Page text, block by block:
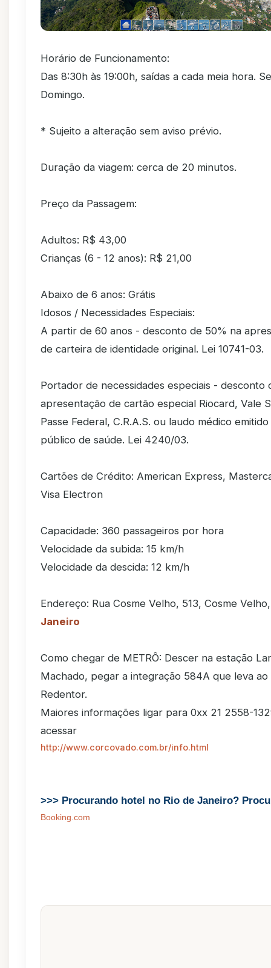
Horário de Funcionamento:
Das 8:30h às 19:00h, saídas a cada meia hora.
Domingo.
* Sujeito a alteração sem aviso prévio.
Duração da viagem: cerca de 20 minutos.
Preço da Passagem:
Adultos: R$ 43,00
Crianças (6 - 12 anos): R$ 21,00
Abaixo de 6 anos: Grátis
Idosos / Necessidades Especiais:
A partir de 60 anos - desconto de 50% na
de carteira de identidade original. Lei 10741-03.
Portador de necessidades especiais - desconto
apresentação de cartão especial Riocard, Vale
Passe Federal, C.R.A.S. ou laudo médico
público de saúde. Lei 4240/03.
Cartões de Crédito: American Express,
Visa Electron
Capacidade: 360 passageiros por hora
Velocidade da subida: 15 km/h
Velocidade da descida: 12 km/h
Endereço: Rua Cosme Velho, 513, Cosme
Janeiro
Como chegar de METRÔ: Descer na estação
Machado, pegar a integração 584A que leva ao
Redentor.
Maiores informações ligar para 0xx 21 2558-
acessar
http://www.corcovado.com.br/info.html
>>> Procurando hotel no Rio de Janeiro?
Booking.com